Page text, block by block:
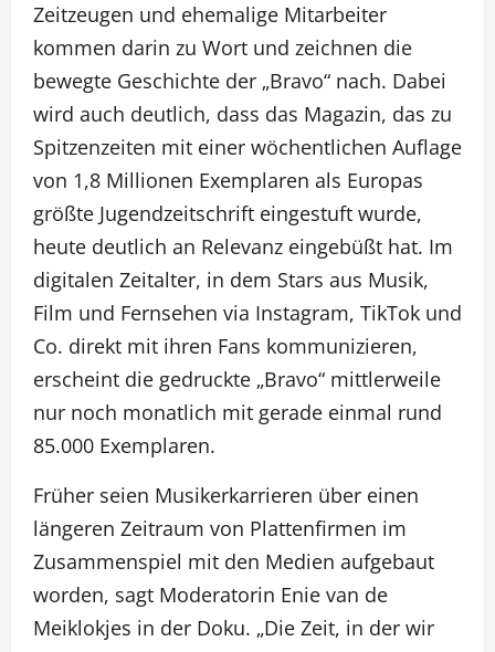
Zeitzeugen und ehemalige Mitarbeiter
kommen darin zu Wort und zeichnen die
bewegte Geschichte der „Bravo“ nach. Dabei
wird auch deutlich, dass das Magazin, das zu
Spitzenzeiten mit einer wöchentlichen Auflage
von 1,8 Millionen Exemplaren als Europas
größte Jugendzeitschrift eingestuft wurde,
heute deutlich an Relevanz eingebüßt hat. Im
digitalen Zeitalter, in dem Stars aus Musik,
Film und Fernsehen via Instagram, TikTok und
Co. direkt mit ihren Fans kommunizieren,
erscheint die gedruckte „Bravo“ mittlerweile
nur noch monatlich mit gerade einmal rund
85.000 Exemplaren.
Früher seien Musikerkarrieren über einen
längeren Zeitraum von Plattenfirmen im
Zusammenspiel mit den Medien aufgebaut
worden, sagt Moderatorin Enie van de
Meiklokjes in der Doku. „Die Zeit, in der wir